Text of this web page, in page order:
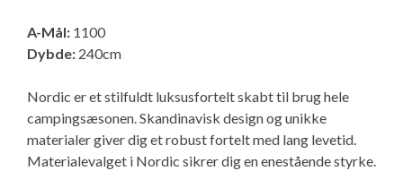
GPDR - Optagelse af foto og video
GPDR - KG Camping Kundeklub
A-Mål: 1100
Dybde: 240cm
Nordic er et stilfuldt luksusfortelt skabt til brug hele
campingsæsonen. Skandinavisk design og unikke
materialer giver dig et robust fortelt med lang levetid.
Materialevalget i Nordic sikrer dig en enestående styrke.